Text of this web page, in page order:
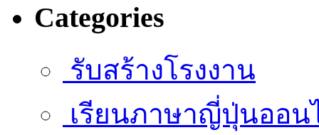
Categories
รับสร้างโรงงาน
เรียนภาษาญี่ปุ่นออน